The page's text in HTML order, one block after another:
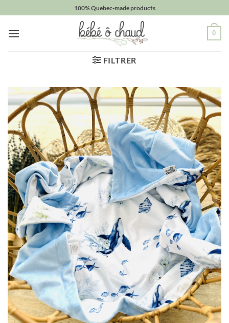
au
contenu
100% Quebec-made products
0
FILTRER